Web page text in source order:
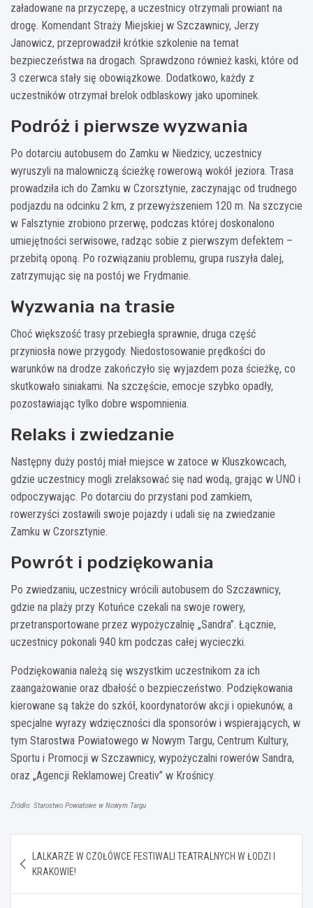
załadowane na przyczepę, a uczestnicy otrzymali prowiant na
drogę. Komendant Straży Miejskiej w Szczawnicy, Jerzy
Janowicz, przeprowadził krótkie szkolenie na temat
bezpieczeństwa na drogach. Sprawdzono również kaski, które od
3 czerwca stały się obowiązkowe. Dodatkowo, każdy z
uczestników otrzymał brelok odblaskowy jako upominek.
Podróż i pierwsze wyzwania
Po dotarciu autobusem do Zamku w Niedzicy, uczestnicy
wyruszyli na malowniczą ścieżkę rowerową wokół jeziora. Trasa
prowadziła ich do Zamku w Czorsztynie, zaczynając od trudnego
podjazdu na odcinku 2 km, z przewyższeniem 120 m. Na szczycie
w Falsztynie zrobiono przerwę, podczas której doskonalono
umiejętności serwisowe, radząc sobie z pierwszym defektem –
przebitą oponą. Po rozwiązaniu problemu, grupa ruszyła dalej,
zatrzymując się na postój we Frydmanie.
Wyzwania na trasie
Choć większość trasy przebiegła sprawnie, druga część
przyniosła nowe przygody. Niedostosowanie prędkości do
warunków na drodze zakończyło się wyjazdem poza ścieżkę, co
skutkowało siniakami. Na szczęście, emocje szybko opadły,
pozostawiając tylko dobre wspomnienia.
Relaks i zwiedzanie
Następny duży postój miał miejsce w zatoce w Kluszkowcach,
gdzie uczestnicy mogli zrelaksować się nad wodą, grając w UNO i
odpoczywając. Po dotarciu do przystani pod zamkiem,
rowerzyści zostawili swoje pojazdy i udali się na zwiedzanie
Zamku w Czorsztynie.
Powrót i podziękowania
Po zwiedzaniu, uczestnicy wrócili autobusem do Szczawnicy,
gdzie na plaży przy Kotuńce czekali na swoje rowery,
przetransportowane przez wypożyczalnię „Sandra”. Łącznie,
uczestnicy pokonali 940 km podczas całej wycieczki.
Podziękowania należą się wszystkim uczestnikom za ich
zaangażowanie oraz dbałość o bezpieczeństwo. Podziękowania
kierowane są także do szkół, koordynatorów akcji i opiekunów, a
specjalne wyrazy wdzięczności dla sponsorów i wspierających, w
tym Starostwa Powiatowego w Nowym Targu, Centrum Kultury,
Sportu i Promocji w Szczawnicy, wypożyczalni rowerów Sandra,
oraz „Agencji Reklamowej Creativ” w Krośnicy.
Źródło: Starostwo Powiatowe w Nowym Targu
wpisu
LALKARZE W CZOŁÓWCE FESTIWALI TEATRALNYCH W ŁODZI I
KRAKOWIE!